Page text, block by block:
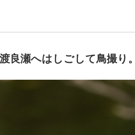
良瀬へはしごして鳥撮り。